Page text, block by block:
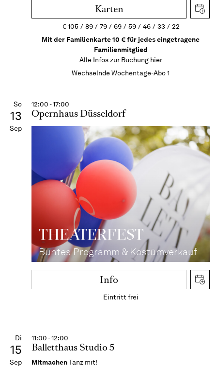
Karten
€105 89 79 69 59 46 33
22
Mit der Familienkarte 10 € für jedes eingetragene
Familienmitglied
Alle Infos zur Buchung hier
Wechselnde Wochentage-Abo 1
So
13
Sep
12:00 - 17:00
Opernhaus Düsseldorf
THEATER­FEST
Buntes Programm & Kostümverkauf
Info
Eintritt frei
Di
15
Sep
11:00 - 12:00
Balletthaus Studio 5
MitmachenTanz mit!